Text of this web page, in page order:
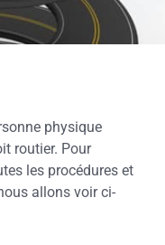
physique
routier. Pour
les procédures et
allons voir ci-